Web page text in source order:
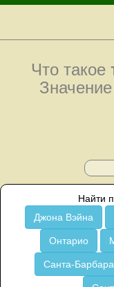
Что такое
Найти
Джона Вэйна
Онтарио
Санта-Барбара